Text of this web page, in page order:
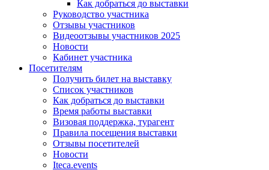
Как добраться до выставки
Руководство участника
Отзывы участников
Видеоотзывы участников 2025
Новости
Кабинет участника
Посетителям
Получить билет на выставку
Список участников
Как добраться до выставки
Время работы выставки
Визовая поддержка, турагент
Правила посещения выставки
Отзывы посетителей
Новости
Iteca.events